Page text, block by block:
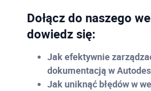
Dołącz do naszego
dowiedz się:
Jak efektywnie
dokumentacją w
Jak uniknąć błędów w